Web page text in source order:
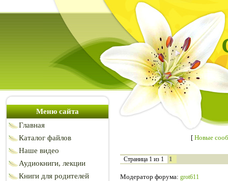
Меню сайта
Главная
Каталог файлов
Наше видео
Аудиокниги, лекции
Книги для родителей
[ Новые
Страница 1 из 1 1
Модератор форума: grot611